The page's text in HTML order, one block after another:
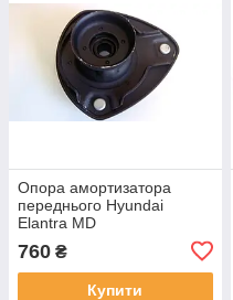
Опора амортизатора
переднього Hyundai
Elantra MD
760 ₴
Купити